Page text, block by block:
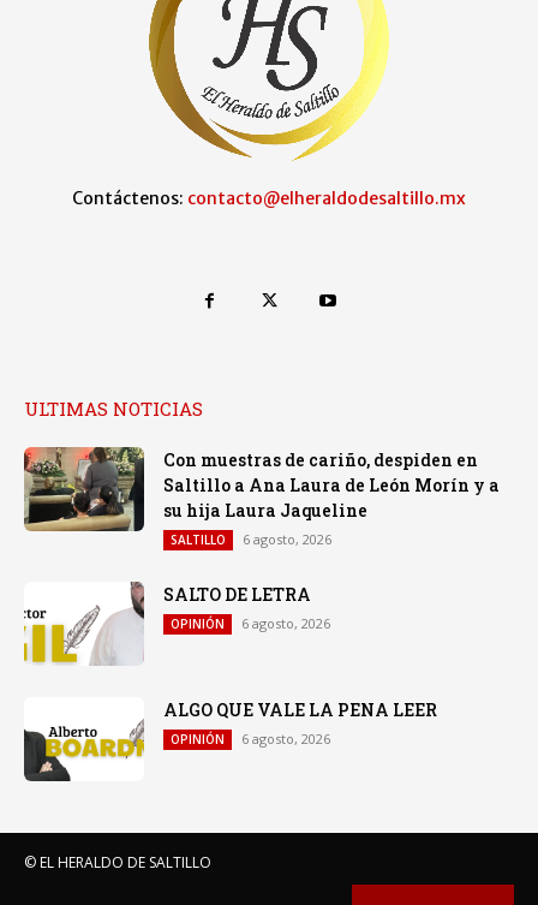
Contáctenos: contacto@elheraldodesaltillo.mx
ULTIMAS NOTICIAS
Con muestras de cariño, despiden en
Saltillo a Ana Laura de León Morín y a
su hija Laura Jaqueline
SALTILLO 6 agosto, 2026
SALTO DE LETRA
OPINIÓN 6 agosto, 2026
ALGO QUE VALE LA PENA LEER
OPINIÓN 6 agosto, 2026
© EL HERALDO DE SALTILLO